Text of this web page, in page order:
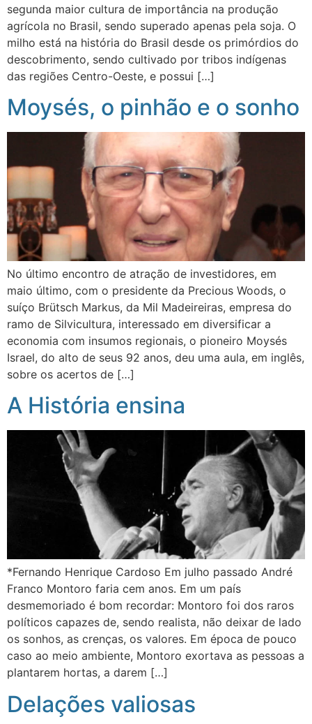
segunda maior cultura de importância na produção
agrícola no Brasil, sendo superado apenas pela soja. O
milho está na história do Brasil desde os primórdios do
descobrimento, sendo cultivado por tribos indígenas
das regiões Centro-Oeste, e possui […]
Moysés, o pinhão e o sonho
No último encontro de atração de investidores, em
maio último, com o presidente da Precious Woods, o
suíço Brütsch Markus, da Mil Madeireiras, empresa do
ramo de Silvicultura, interessado em diversificar a
economia com insumos regionais, o pioneiro Moysés
Israel, do alto de seus 92 anos, deu uma aula, em inglês,
sobre os acertos de […]
A História ensina
*Fernando Henrique Cardoso Em julho passado André
Franco Montoro faria cem anos. Em um país
desmemoriado é bom recordar: Montoro foi dos raros
políticos capazes de, sendo realista, não deixar de lado
os sonhos, as crenças, os valores. Em época de pouco
caso ao meio ambiente, Montoro exortava as pessoas a
plantarem hortas, a darem […]
Delações valiosas